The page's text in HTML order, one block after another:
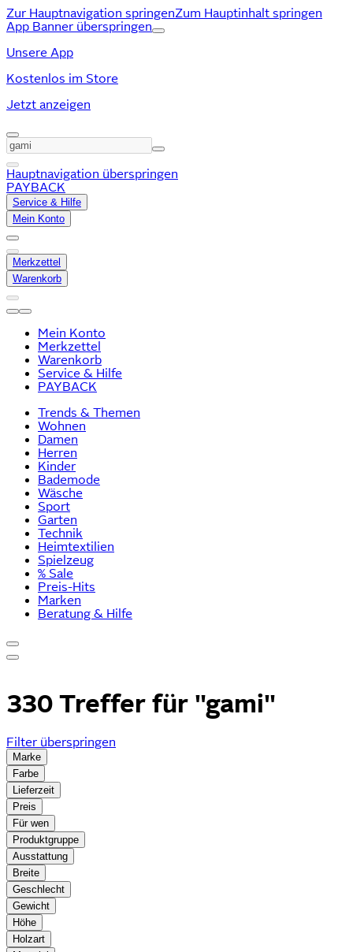
Zur Hauptnavigation springenZum Hauptinhalt springen
App Banner überspringen
Unsere App
Kostenlos im Store
Jetzt anzeigen
Hauptnavigation überspringen
PAYBACK
Service & Hilfe
Mein Konto
Merkzettel
Warenkorb
Mein Konto
Merkzettel
Warenkorb
Service & Hilfe
PAYBACK
Trends & Themen
Wohnen
Damen
Herren
Kinder
Bademode
Wäsche
Sport
Garten
Technik
Heimtextilien
Spielzeug
% Sale
Preis-Hits
Marken
Beratung & Hilfe
330 Treffer für "gami"
Filter überspringen
Marke
Farbe
Lieferzeit
Preis
Für wen
Produktgruppe
Ausstattung
Breite
Geschlecht
Gewicht
Höhe
Holzart